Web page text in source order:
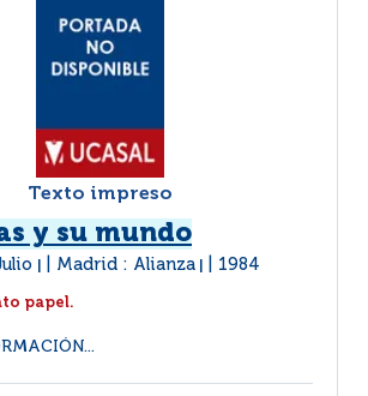
Texto impreso
y su mundo
Madrid : Alianza 1984
papel.